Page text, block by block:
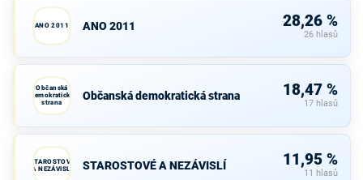
ANO 2011 ANO 2011 28,26 %
26 hlasů
Občanská
demokratická
strana
Občanská demokratická strana 18,47 %
17 hlasů
STAROSTOVÉ
A NEZÁVISLÍ
STAROSTOVÉ A NEZÁVISLÍ 11,95 %
11 hlasů